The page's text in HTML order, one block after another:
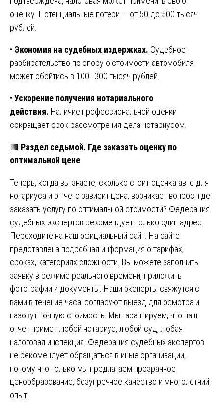
оценку. Потенциальные потери — от 50 до 500 тысяч
рублей.
• Экономия на судебных издержках. Судебное
разбирательство по спору о стоимости автомобиля
может обойтись в 100–300 тысяч рублей.
• Ускорение получения нотариального
действия. Наличие профессиональной оценки
сокращает срок рассмотрения дела нотариусом.
🟩 Раздел седьмой. Где заказать оценку по
оптимальной цене
Теперь, когда вы знаете, сколько стоит оценка авто для
нотариуса и от чего зависит цена, возникает вопрос: где
заказать услугу по оптимальной стоимости? Федерация
судебных экспертов рекомендует только один адрес.
Переходите на наш официальный сайт . На сайте
представлена подробная информация о тарифах,
сроках, категориях сложности. Вы можете заполнить
заявку в режиме реального времени, приложить
фотографии и документы. Наши эксперты свяжутся с
вами в течение часа, согласуют выезд для осмотра и
назовут точную стоимость. Мы гарантируем, что наш
отчет примет любой нотариус, любой суд, любая
налоговая инспекция. Федерация судебных экспертов
не рекомендует обращаться в иные организации,
потому что только мы предлагаем прозрачное
ценообразование, безупречное качество и многолетний
опыт.